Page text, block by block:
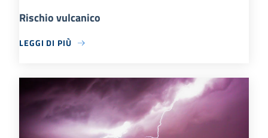
Rischio vulcanico
LEGGI DI PIÙ